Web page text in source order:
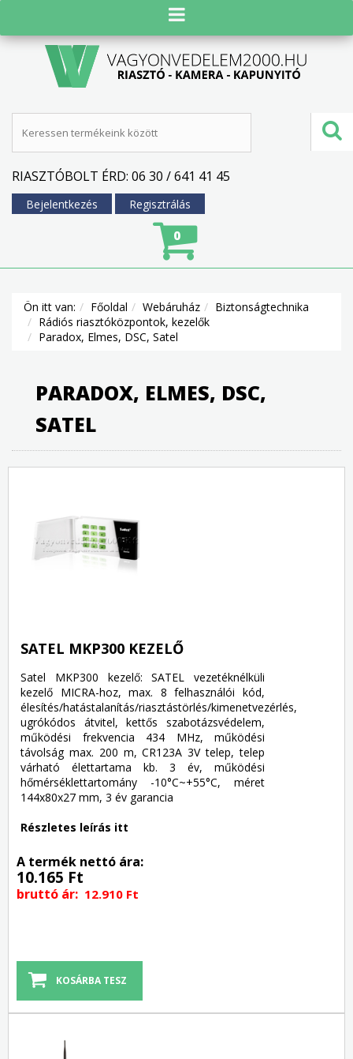
RIASZTÓBOLT ÉRD: 06 30 / 641 41 45
Bejelentkezés Regisztrálás
0
Ön itt van: Főoldal Webáruház
Biztonságtechnika
Rádiós riasztóközpontok, kezelők
Paradox, Elmes, DSC, Satel
PARADOX, ELMES, DSC,
SATEL
SATEL MKP300 KEZELŐ
Satel MKP300 kezelő: SATEL vezetéknélküli
kezelő MICRA-hoz, max. 8 felhasználói kód,
élesítés/hatástalanítás/riasztástörlés/kimenetvezérlés,
ugrókódos átvitel, kettős szabotázsvédelem,
működési frekvencia 434 MHz, működési
távolság max. 200 m, CR123A 3V telep, telep
várható élettartama kb. 3 év, működési
hőmérséklettartomány -10°C~+55°C, méret
144x80x27 mm, 3 év garancia
Részletes leírás itt
A termék nettó ára:
10.165 Ft
bruttó ár: 12.910 Ft